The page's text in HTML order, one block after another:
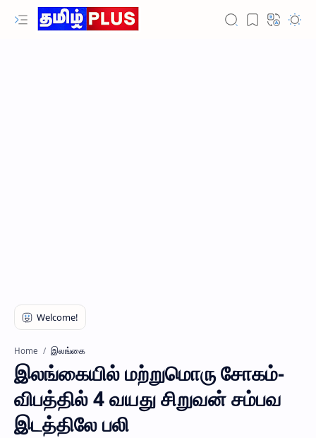
Home இலங்கை
இலங்கையில் மற்றுமொரு சோகம்-
விபத்தில் 4 வயது சிறுவன் சம்பவ
இடத்திலே பலி